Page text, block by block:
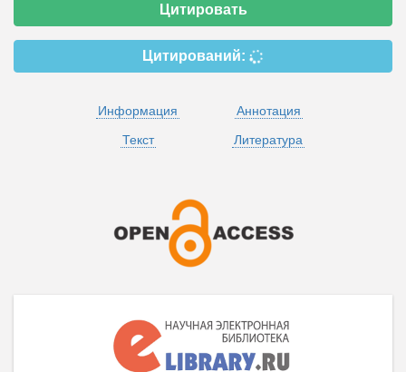
Цитировать
Цитирований:
Информация
Аннотация
Текст
Литература